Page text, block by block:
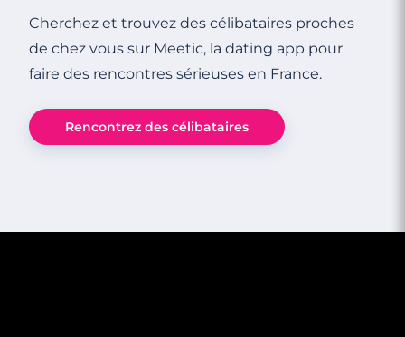
Cherchez et trouvez des célibataires proches
de chez vous sur Meetic, la dating app pour
faire des rencontres sérieuses en France.
Rencontrez des célibataires